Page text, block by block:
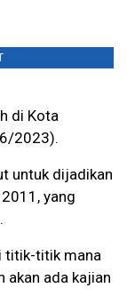
di Kota
2023).
untuk dijadikan
yang
titik-titik mana
akan ada kajian